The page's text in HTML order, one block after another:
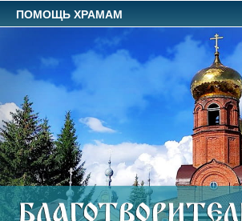
ПОМОЩЬ ХРАМАМ